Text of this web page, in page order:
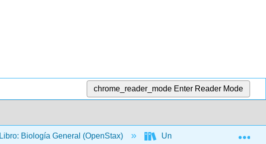
chrome_reader_mode Enter Reader Mode
Libro: Biología General (OpenStax) Unidad VII: Estructura y